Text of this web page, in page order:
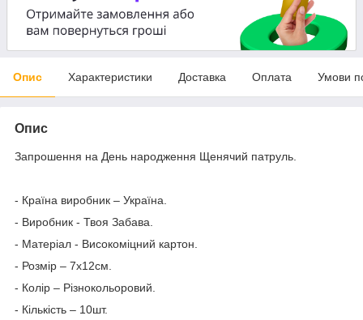
Опис Характеристики Доставка Оплата Умови
Опис
Запрошення на День народження Щенячий патруль.
- Країна виробник – Україна.
- Виробник - Твоя Забава.
- Матеріал - Високоміцний картон.
- Розмір – 7х12см.
- Колір – Різнокольоровий.
- Кількість – 10шт.